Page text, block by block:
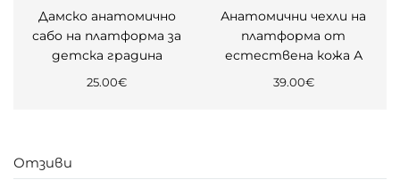
Дамско анатомично
сабо на платформа за
детска градина
25.00€
Анатомични чехли на
платформа от
естествена кожа А
39.00€
Отзиви